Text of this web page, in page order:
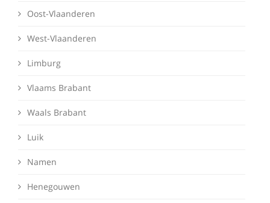
Oost-Vlaanderen
West-Vlaanderen
Limburg
Vlaams Brabant
Waals Brabant
Luik
Namen
Henegouwen